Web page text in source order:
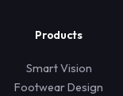
Products
Smart Vision
Footwear Design